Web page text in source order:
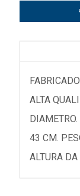
ALTA
43 CM.
ALTURA